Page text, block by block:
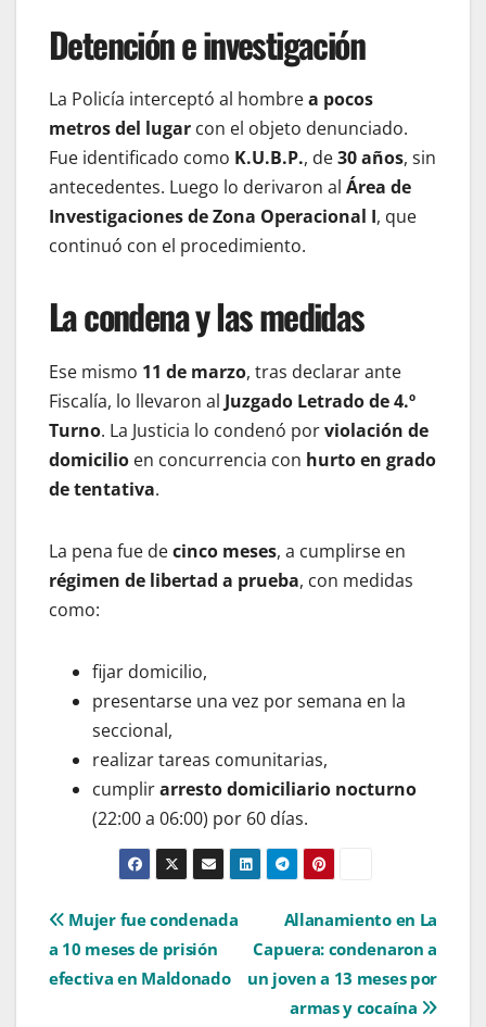
Detención e investigación
La Policía interceptó al hombrea pocos
metros del lugar con el objeto denunciado.
Fue identificado como K.U.B.P., de30 años, sin
antecedentes. Luego lo derivaron al Área de
Investigaciones de Zona Operacional I, que
continuó con el procedimiento.
La condena y las medidas
Ese mismo 11 de marzo, tras declarar ante
Fiscalía, lo llevaron al Juzgado Letrado de 4.º
Turno. La Justicia lo condenó porviolación de
domicilio en concurrencia con hurto en grado
de tentativa.
La pena fue decinco meses, a cumplirse en
régimen de libertad a prueba, con medidas
como:
fijar domicilio,
presentarse una vez por semana en la
seccional,
realizar tareas comunitarias,
cumplirarresto domiciliario nocturno
(22:00 a 06:00) por 60 días.
Navegación
de
Allanamiento en La
Capuera: condenaron a
un joven a 13 meses por
armas y cocaína
Mujer fue condenada
a 10 meses de prisión
efectiva en Maldonado